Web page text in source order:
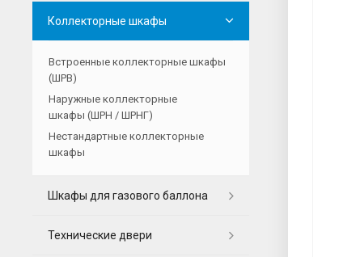
Коллекторные шкафы
Встроенные коллекторные шкафы
(ШРВ)
Наружные коллекторные
шкафы (ШРН / ШРНГ)
Нестандартные коллекторные
шкафы
Шкафы для газового баллона
Технические двери